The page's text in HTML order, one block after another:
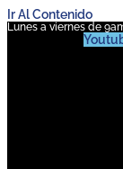
Ir Al Contenido
Lunes a viernes de